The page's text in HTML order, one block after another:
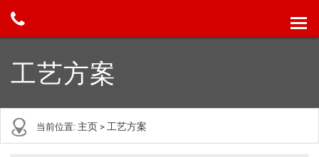
工艺方案
当前位置: 主页 > 工艺方案